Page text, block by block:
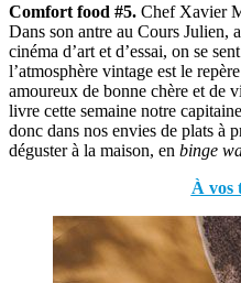
Comfort food #5. Chef Xavier
Dans son antre au Cours Julien,
cinéma d’art et d’essai, on se
l’atmosphère vintage est le
amoureux de bonne chère et de
livre cette semaine notre
donc dans nos envies de plats à
déguster à la maison, en binge
À vos